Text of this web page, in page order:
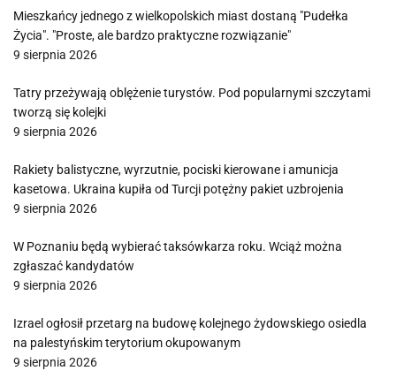
Mieszkańcy jednego z wielkopolskich miast dostaną "Pudełka
Życia". "Proste, ale bardzo praktyczne rozwiązanie"
9 sierpnia 2026
Tatry przeżywają oblężenie turystów. Pod popularnymi szczytami
tworzą się kolejki
9 sierpnia 2026
Rakiety balistyczne, wyrzutnie, pociski kierowane i amunicja
kasetowa. Ukraina kupiła od Turcji potężny pakiet uzbrojenia
9 sierpnia 2026
W Poznaniu będą wybierać taksówkarza roku. Wciąż można
zgłaszać kandydatów
9 sierpnia 2026
Izrael ogłosił przetarg na budowę kolejnego żydowskiego osiedla
na palestyńskim terytorium okupowanym
9 sierpnia 2026